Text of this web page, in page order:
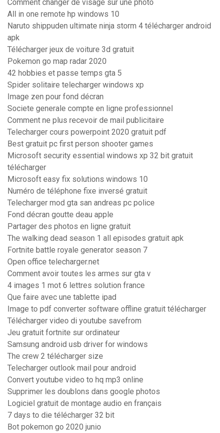
Comment changer de visage sur une photo
All in one remote hp windows 10
Naruto shippuden ultimate ninja storm 4 télécharger android
apk
Télécharger jeux de voiture 3d gratuit
Pokemon go map radar 2020
42 hobbies et passe temps gta 5
Spider solitaire telecharger windows xp
Image zen pour fond décran
Societe generale compte en ligne professionnel
Comment ne plus recevoir de mail publicitaire
Telecharger cours powerpoint 2020 gratuit pdf
Best gratuit pc first person shooter games
Microsoft security essential windows xp 32 bit gratuit
télécharger
Microsoft easy fix solutions windows 10
Numéro de téléphone fixe inversé gratuit
Telecharger mod gta san andreas pc police
Fond décran goutte deau apple
Partager des photos en ligne gratuit
The walking dead season 1 all episodes gratuit apk
Fortnite battle royale generator season 7
Open office telecharger.net
Comment avoir toutes les armes sur gta v
4 images 1 mot 6 lettres solution france
Que faire avec une tablette ipad
Image to pdf converter software offline gratuit télécharger
Télécharger video di youtube savefrom
Jeu gratuit fortnite sur ordinateur
Samsung android usb driver for windows
The crew 2 télécharger size
Telecharger outlook mail pour android
Convert youtube video to hq mp3 online
Supprimer les doublons dans google photos
Logiciel gratuit de montage audio en français
7 days to die télécharger 32 bit
Bot pokemon go 2020 junio